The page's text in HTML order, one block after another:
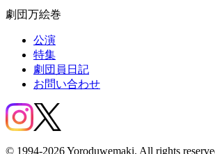
劇団万絵巻
公演
特集
劇団員日記
お問い合わせ
© 1994-2026 Yoroduwemaki. All rights